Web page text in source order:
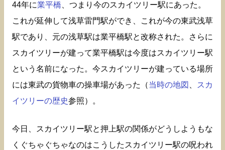
44年に業平橋 、つまり今のスカイツリー駅にあった。
これが延伸して浅草雷門駅ができ、これが今の東武浅草
駅であり、元の浅草駅は業平橋駅と改称された。さらに
スカイツリーが建って業平橋駅は今度はスカイツリー駅
という名前になった。今スカイツリーが建っている場所
には東武の貨物車の操車場があった（当時の地図
スカ
イツリーの歴史参照）。
今日、スカイツリー駅と押上駅の関係がどうしようもな
くぐちゃぐちゃなのはこうしたスカイツリー駅の呪われ